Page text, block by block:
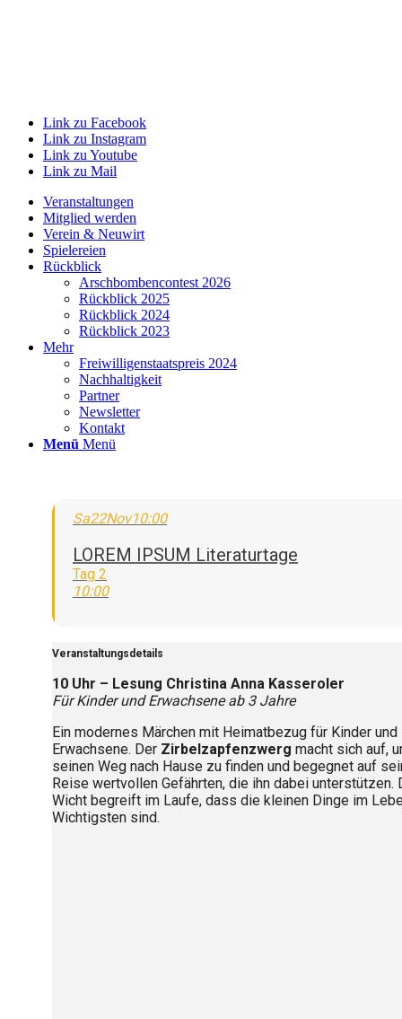
Link zu Facebook
Link zu Instagram
Link zu Youtube
Link zu Mail
Veranstaltungen
Mitglied werden
Verein & Neuwirt
Spielereien
Rückblick
Arschbombencontest 2026
Rückblick 2025
Rückblick 2024
Rückblick 2023
Mehr
Freiwilligenstaatspreis 2024
Nachhaltigkeit
Partner
Newsletter
Kontakt
Menü Menü
Sa22Nov10:00
LOREM IPSUM Literaturtage
Tag 2
10:00
Veranstaltungsdetails
10 Uhr – Lesung Christina Anna Kasseroler
Für Kinder und Erwachsene ab 3 Jahre
Ein modernes Märchen mit Heimatbezug für Kinder und
Erwachsene. Der Zirbelzapfenzwerg macht sich auf,
seinen Weg nach Hause zu finden und begegnet auf
Reise wertvollen Gefährten, die ihn dabei unterstützen.
Wicht begreift im Laufe, dass die kleinen Dinge im
Wichtigsten sind.